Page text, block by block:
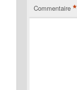
Commentaire *